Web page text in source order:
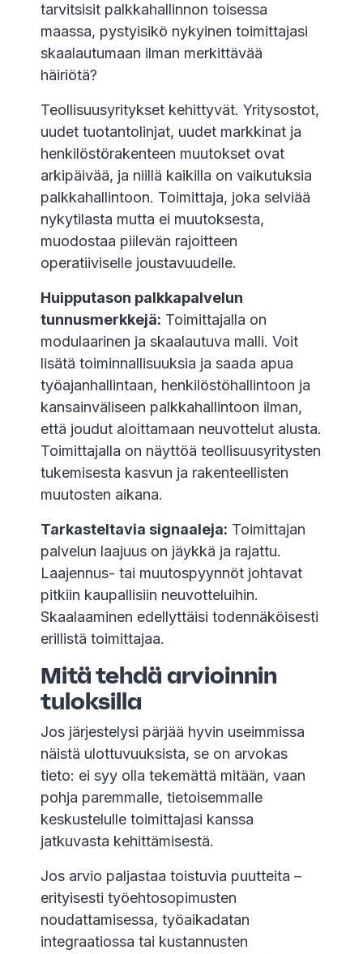
tarvitsisit palkkahallinnon toisessa
maassa, pystyisikö nykyinen toimittajasi
skaalautumaan ilman merkittävää
häiriötä?
Teollisuusyritykset kehittyvät. Yritysostot,
uudet tuotantolinjat, uudet markkinat ja
henkilöstörakenteen muutokset ovat
arkipäivää, ja niillä kaikilla on vaikutuksia
palkkahallintoon. Toimittaja, joka selviää
nykytilasta mutta ei muutoksesta,
muodostaa piilevän rajoitteen
operatiiviselle joustavuudelle.
Huipputason palkkapalvelun
tunnusmerkkejä: Toimittajalla on
modulaarinen ja skaalautuva malli. Voit
lisätä toiminnallisuuksia ja saada apua
työajanhallintaan, henkilöstöhallintoon ja
kansainväliseen palkkahallintoon ilman,
että joudut aloittamaan neuvottelut alusta.
Toimittajalla on näyttöä teollisuusyritysten
tukemisesta kasvun ja rakenteellisten
muutosten aikana.
Tarkasteltavia signaaleja: Toimittajan
palvelun laajuus on jäykkä ja rajattu.
Laajennus- tai muutospyynnöt johtavat
pitkiin kaupallisiin neuvotteluihin.
Skaalaaminen edellyttäisi todennäköisesti
erillistä toimittajaa.
Mitä tehdä arvioinnin
tuloksilla
Jos järjestelysi pärjää hyvin useimmissa
näistä ulottuvuuksista, se on arvokas
tieto: ei syy olla tekemättä mitään, vaan
pohja paremmalle, tietoisemmalle
keskustelulle toimittajasi kanssa
jatkuvasta kehittämisestä.
Jos arvio paljastaa toistuvia puutteita –
erityisesti työehtosopimusten
noudattamisessa, työaikadatan
integraatiossa tai kustannusten